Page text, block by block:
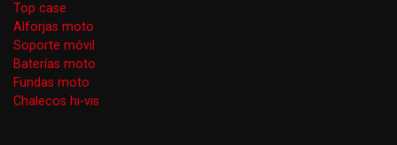
Top case
Alforjas moto
Soporte móvil
Baterías moto
Fundas moto
Chalecos hi-vis